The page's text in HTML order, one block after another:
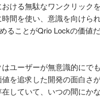
ける無駄なワンクリック
間を使い、意識を向けら
ることがQrio Lockの価値
ユーザーが無意識的にで
を追求した開発の面白さ
していて、いつの間にか